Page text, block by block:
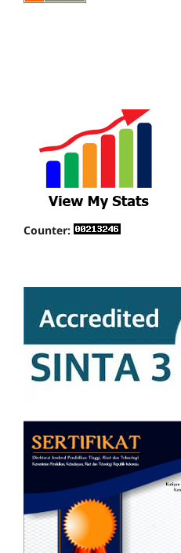
Counter: